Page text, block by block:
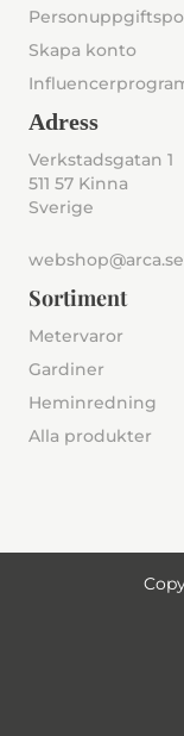
Skapa konto
Adress
Verkstadsgatan 1
511 57 Kinna
Sverige
webshop@arca.se
Sortiment
Metervaror
Gardiner
Heminredning
Alla produkter